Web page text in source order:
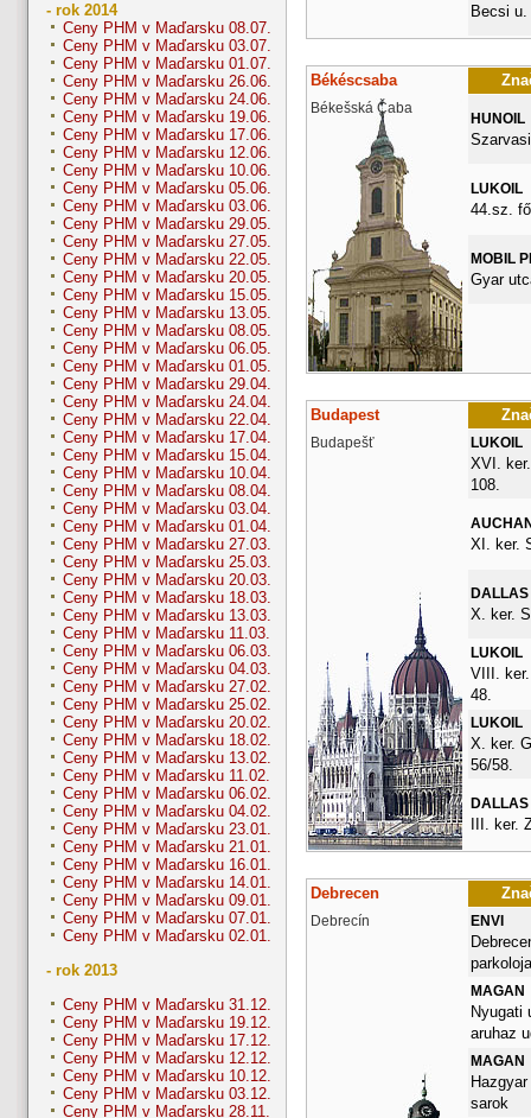
- rok 2014
Ceny PHM v Maďarsku 08.07.
Ceny PHM v Maďarsku 03.07.
Ceny PHM v Maďarsku 01.07.
Ceny PHM v Maďarsku 26.06.
Ceny PHM v Maďarsku 24.06.
Ceny PHM v Maďarsku 19.06.
Ceny PHM v Maďarsku 17.06.
Ceny PHM v Maďarsku 12.06.
Ceny PHM v Maďarsku 10.06.
Ceny PHM v Maďarsku 05.06.
Ceny PHM v Maďarsku 03.06.
Ceny PHM v Maďarsku 29.05.
Ceny PHM v Maďarsku 27.05.
Ceny PHM v Maďarsku 22.05.
Ceny PHM v Maďarsku 20.05.
Ceny PHM v Maďarsku 15.05.
Ceny PHM v Maďarsku 13.05.
Ceny PHM v Maďarsku 08.05.
Ceny PHM v Maďarsku 06.05.
Ceny PHM v Maďarsku 01.05.
Ceny PHM v Maďarsku 29.04.
Ceny PHM v Maďarsku 24.04.
Ceny PHM v Maďarsku 22.04.
Ceny PHM v Maďarsku 17.04.
Ceny PHM v Maďarsku 15.04.
Ceny PHM v Maďarsku 10.04.
Ceny PHM v Maďarsku 08.04.
Ceny PHM v Maďarsku 03.04.
Ceny PHM v Maďarsku 01.04.
Ceny PHM v Maďarsku 27.03.
Ceny PHM v Maďarsku 25.03.
Ceny PHM v Maďarsku 20.03.
Ceny PHM v Maďarsku 18.03.
Ceny PHM v Maďarsku 13.03.
Ceny PHM v Maďarsku 11.03.
Ceny PHM v Maďarsku 06.03.
Ceny PHM v Maďarsku 04.03.
Ceny PHM v Maďarsku 27.02.
Ceny PHM v Maďarsku 25.02.
Ceny PHM v Maďarsku 20.02.
Ceny PHM v Maďarsku 18.02.
Ceny PHM v Maďarsku 13.02.
Ceny PHM v Maďarsku 11.02.
Ceny PHM v Maďarsku 06.02.
Ceny PHM v Maďarsku 04.02.
Ceny PHM v Maďarsku 23.01.
Ceny PHM v Maďarsku 21.01.
Ceny PHM v Maďarsku 16.01.
Ceny PHM v Maďarsku 14.01.
Ceny PHM v Maďarsku 09.01.
Ceny PHM v Maďarsku 07.01.
Ceny PHM v Maďarsku 02.01.
- rok 2013
Ceny PHM v Maďarsku 31.12.
Ceny PHM v Maďarsku 19.12.
Ceny PHM v Maďarsku 17.12.
Ceny PHM v Maďarsku 12.12.
Ceny PHM v Maďarsku 10.12.
Ceny PHM v Maďarsku 03.12.
Ceny PHM v Maďarsku 28.11.
Becsi u.
Békéscsaba
Békešská Čaba
HUNOIL
LUKOIL
44.sz.
MOBIL
Gyar
Budapest
Budapešť LUKOIL
XVI.
108.
XI. ker.
DALLAS
X. ker.
LUKOIL
VIII.
48.
LUKOIL
X. ker.
56/58.
DALLAS
III. ker.
Debrecen
Debrecín ENVI
MAGAN
Nyugati
aruhaz
MAGAN
sarok